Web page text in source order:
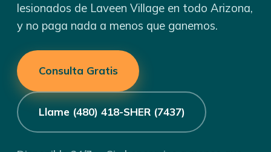
lesionados de Laveen Village en todo Arizona,
y no paga nada a menos que ganemos.
Consulta Gratis
Llame (480) 418-SHER (7437)